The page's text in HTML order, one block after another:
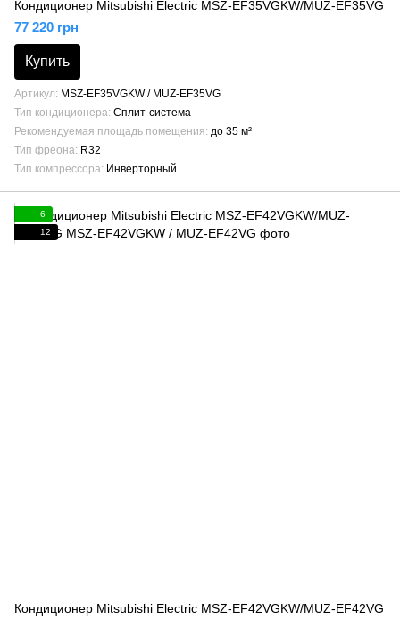
Кондиционер Mitsubishi Electric MSZ-EF35VGKW/MUZ-EF35VG
77 220 грн
Купить
Артикул
MSZ-EF35VGKW / MUZ-EF35VG
Тип кондиционера Сплит-система
Рекомендуемая площадь помещения до 35 м²
Тип фреона R32
Тип компрессора Инверторный
6
12
Кондиционер Mitsubishi Electric MSZ-EF42VGKW/MUZ-EF42VG